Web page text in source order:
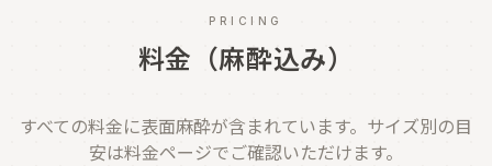
PRICING
料金（麻酔込み）
すべての料金に表面麻酔が含まれています。サイズ別の目
安は料金ページでご確認いただけます。